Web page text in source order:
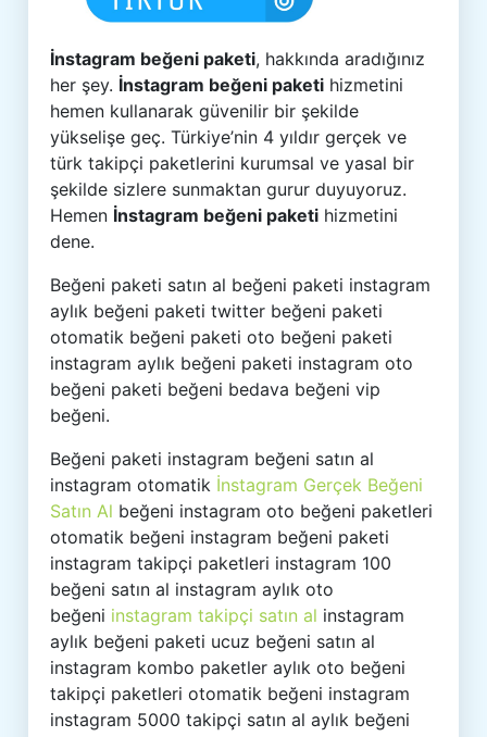
İnstagram beğeni paketi, hakkında aradığınız
her şey. İnstagram beğeni paketi hizmetini
hemen kullanarak güvenilir bir şekilde
yükselişe geç. Türkiye’nin 4 yıldır gerçek ve
türk takipçi paketlerini kurumsal ve yasal bir
şekilde sizlere sunmaktan gurur duyuyoruz.
Hemen İnstagram beğeni paketi hizmetini
dene.
Beğeni paketi satın al beğeni paketi instagram
aylık beğeni paketi twitter beğeni paketi
otomatik beğeni paketi oto beğeni paketi
instagram aylık beğeni paketi instagram oto
beğeni paketi beğeni bedava beğeni vip
beğeni.
Beğeni paketi instagram beğeni satın al
instagram otomatik İnstagram Gerçek Beğeni
Satın Al beğeni instagram oto beğeni paketleri
otomatik beğeni instagram beğeni paketi
instagram takipçi paketleri instagram 100
beğeni satın al instagram aylık oto
beğeni instagram takipçi satın al instagram
aylık beğeni paketi ucuz beğeni satın al
instagram kombo paketler aylık oto beğeni
takipçi paketleri otomatik beğeni instagram
instagram 5000 takipçi satın al aylık beğeni